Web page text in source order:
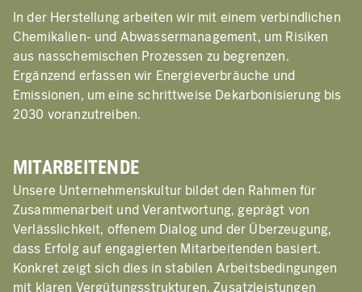
In der Herstellung arbeiten wir mit einem verbindlichen
Chemikalien- und Abwassermanagement, um Risiken
aus nasschemischen Prozessen zu begrenzen.
Ergänzend erfassen wir Energieverbräuche und
Emissionen, um eine schrittweise Dekarbonisierung bis
2030 voranzutreiben.
MITARBEITENDE
Unsere Unternehmenskultur bildet den Rahmen für
Zusammenarbeit und Verantwortung, geprägt von
Verlässlichkeit, offenem Dialog und der Überzeugung,
dass Erfolg auf engagierten Mitarbeitenden basiert.
Konkret zeigt sich dies in stabilen Arbeitsbedingungen
mit klaren Vergütungsstrukturen, Zusatzleistungen